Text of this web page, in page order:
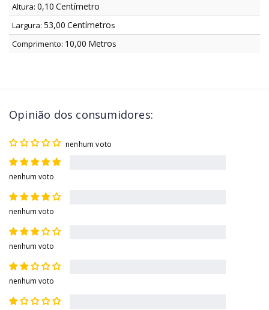
Altura: 0,10 Centímetro
Largura: 53,00 Centímetros
Comprimento: 10,00 Metros
Opinião dos consumidores:
nenhum voto
nenhum voto
nenhum voto
nenhum voto
nenhum voto